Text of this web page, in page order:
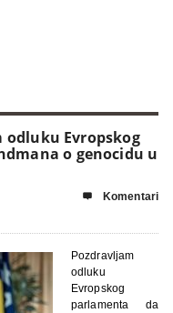
odluku Evropskog
o genocidu u
 Komentari
Pozdravljam
odluku
Evropskog
parlamenta da